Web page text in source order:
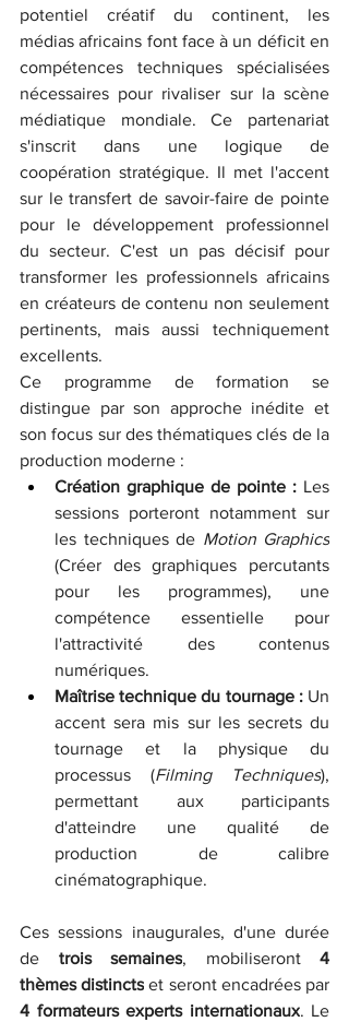
potentiel créatif du continent, les
médias africains font face à un déficit en
compétences techniques spécialisées
nécessaires pour rivaliser sur la scène
médiatique mondiale. Ce partenariat
s'inscrit dans une logique de
coopération stratégique. Il met l'accent
sur le transfert de savoir-faire de pointe
pour le développement professionnel
du secteur. C'est un pas décisif pour
transformer les professionnels africains
en créateurs de contenu non seulement
pertinents, mais aussi techniquement
excellents.
Ce programme de formation se
distingue par son approche inédite et
son focus sur des thématiques clés de la
production moderne :
Création graphique de pointe : Les
sessions porteront notamment sur
les techniques de Motion Graphics
(Créer des graphiques percutants
pour les programmes), une
compétence essentielle pour
l'attractivité des contenus
numériques.
Maîtrise technique du tournage : Un
accent sera mis sur les secrets du
tournage et la physique du
processus (Filming Techniques),
permettant aux participants
d'atteindre une qualité de
production de calibre
cinématographique.
Ces sessions inaugurales, d'une durée
de trois semaines, mobiliseront 4
thèmes distincts
4 formateurs experts internationaux. Le